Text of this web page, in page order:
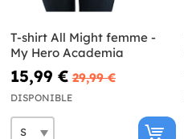
T-shirt All Might femme -
My Hero Academia
15,99 € 29,99 €
DISPONIBLE